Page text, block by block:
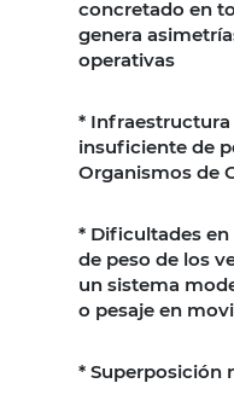
concretado en
genera
operativas
*
insuficiente de
Organismos de
* Dificultades
de peso de los
un sistema
o pesaje en
* Superposición